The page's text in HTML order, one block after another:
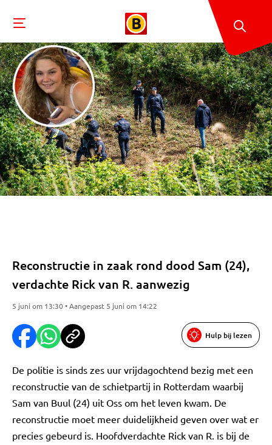
Reconstructie in zaak rond dood Sam (24),
verdachte Rick van R. aanwezig
5 juni om 13:30 • Aangepast 5 juni om 14:22
Hulp bij lezen
De politie is sinds zes uur vrijdagochtend bezig met een
reconstructie van de schietpartij in Rotterdam waarbij
Sam van Buul (24) uit Oss om het leven kwam. De
reconstructie moet meer duidelijkheid geven over wat er
precies gebeurd is. Hoofdverdachte Rick van R. is bij de